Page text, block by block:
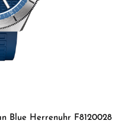
Blue Herrenuhr F8120028